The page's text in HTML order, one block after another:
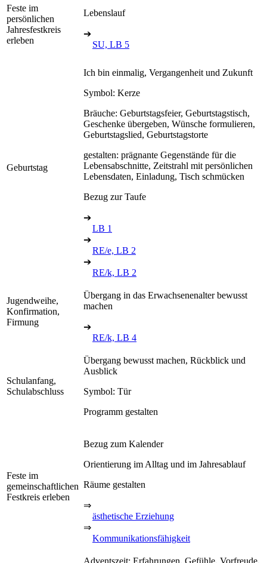
Feste im
persönlichen
Jahresfestkreis
erleben
Lebenslauf
➔
SU, LB 5
Geburtstag
Ich bin einmalig, Vergangenheit und Zukunft
Symbol: Kerze
Bräuche: Geburtstagsfeier, Geburtstagstisch,
Geschenke übergeben, Wünsche formulieren,
Geburtstagslied, Geburtstagstorte
gestalten: prägnante Gegenstände für die
Lebensabschnitte, Zeitstrahl mit persönlichen
Lebensdaten, Einladung, Tisch schmücken
Bezug zur Taufe
➔
LB 1
➔
RE/e, LB 2
➔
RE/k, LB 2
Jugendweihe,
Konfirmation,
Firmung
Übergang in das Erwachsenenalter bewusst
machen
➔
RE/k, LB 4
Schulanfang,
Schulabschluss
Übergang bewusst machen, Rückblick und
Ausblick
Symbol: Tür
Programm gestalten
Feste im
gemeinschaftlichen
Festkreis erleben
Bezug zum Kalender
Orientierung im Alltag und im Jahresablauf
Räume gestalten
⇒
ästhetische Erziehung
⇒
Kommunikationsfähigkeit
Adventszeit: Erfahrungen, Gefühle, Vorfreude,